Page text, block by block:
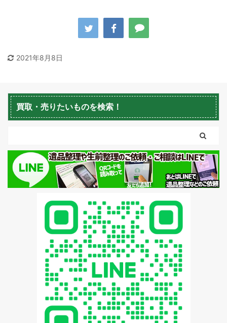
積丹町不用品回収 京極町不用品回収
蘭越町不用品回収 黒松内町不用品回収
2021年8月8日
買取・売りたいものを検索！